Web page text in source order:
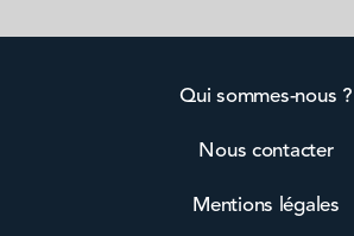
Qui sommes-nous ?
Nous contacter
Mentions légales